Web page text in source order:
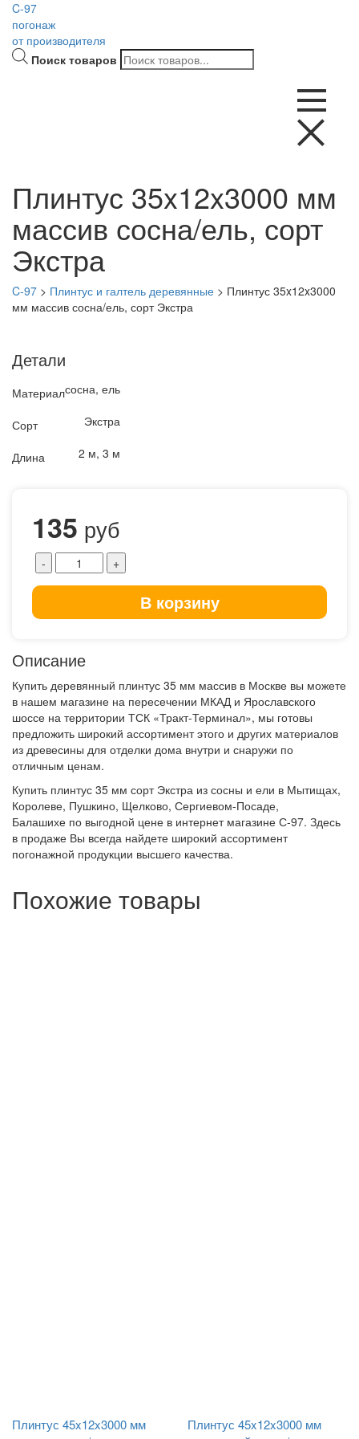
C-97
погонаж
от производителя
Поиск товаров
Плинтус 35x12x3000 мм
массив сосна/ель, сорт
Экстра
C-97 > Плинтус и галтель деревянные > Плинтус 35x12x3000
мм массив сосна/ель, сорт Экстра
135 руб
В корзину
Описание
Купить деревянный плинтус 35 мм массив в Москве вы можете
в нашем магазине на пересечении МКАД и Ярославского
шоссе на территории ТСК «Тракт-Терминал», мы готовы
предложить широкий ассортимент этого и других материалов
из древесины для отделки дома внутри и снаружи по
отличным ценам.
Купить плинтус 35 мм сорт Экстра из сосны и ели в Мытищах,
Королеве, Пушкино, Щелково, Сергиевом-Посаде,
Балашихе по выгодной цене в интернет магазине С-97. Здесь
в продаже Вы всегда найдете широкий ассортимент
погонажной продукции высшего качества.
Детали
Материалсосна, ель
Сорт Экстра
Длина 2 м, 3 м
Похожие товары
Плинтус 45x12x3000 мм
Плинтус 45x12x3000 мм